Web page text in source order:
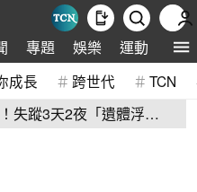
專題 娛樂 運動 全球
成長 跨世代 TCN
失蹤3天2夜「遺體浮